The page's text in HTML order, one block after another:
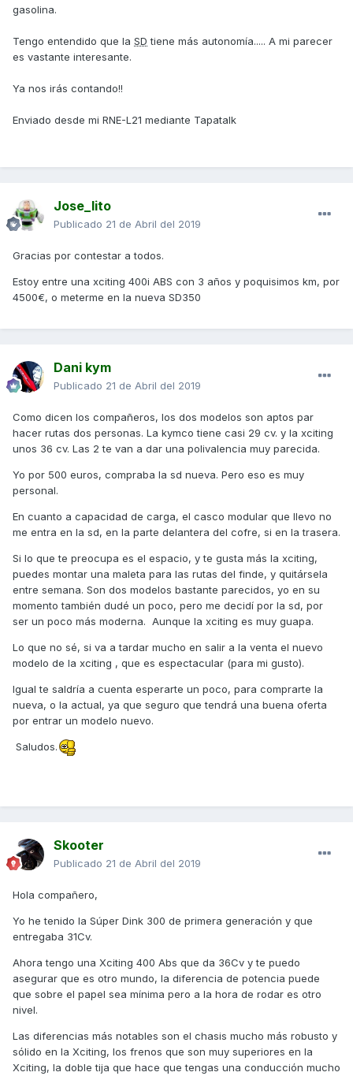
gasolina.
Tengo entendido que la SD tiene más autonomía..... A mi parecer
es vastante interesante.
Ya nos irás contando!!
Enviado desde mi RNE-L21 mediante Tapatalk
Jose_lito
Publicado 21 de Abril del 2019
Gracias por contestar a todos.
Estoy entre una xciting 400i ABS con 3 años y poquisimos km, por
4500€, o meterme en la nueva SD350
Dani kym
Publicado 21 de Abril del 2019
Como dicen los compañeros, los dos modelos son aptos par
hacer rutas dos personas. La kymco tiene casi 29 cv. y la xciting
unos 36 cv. Las 2 te van a dar una polivalencia muy parecida.
Yo por 500 euros, compraba la sd nueva. Pero eso es muy
personal.
En cuanto a capacidad de carga, el casco modular que llevo no
me entra en la sd, en la parte delantera del cofre, si en la trasera.
Si lo que te preocupa es el espacio, y te gusta más la xciting,
puedes montar una maleta para las rutas del finde, y quitársela
entre semana. Son dos modelos bastante parecidos, yo en su
momento también dudé un poco, pero me decidí por la sd, por
ser un poco más moderna. Aunque la xciting es muy guapa.
Lo que no sé, si va a tardar mucho en salir a la venta el nuevo
modelo de la xciting , que es espectacular (para mi gusto).
Igual te saldría a cuenta esperarte un poco, para comprarte la
nueva, o la actual, ya que seguro que tendrá una buena oferta
por entrar un modelo nuevo.
Saludos.
Skooter
Publicado 21 de Abril del 2019
Hola compañero,
Yo he tenido la Súper Dink 300 de primera generación y que
entregaba 31Cv.
Ahora tengo una Xciting 400 Abs que da 36Cv y te puedo
asegurar que es otro mundo, la diferencia de potencia puede
que sobre el papel sea mínima pero a la hora de rodar es otro
nivel.
Las diferencias más notables son el chasis mucho más robusto y
sólido en la Xciting, los frenos que son muy superiores en la
Xciting, la doble tija que hace que tengas una conducción mucho